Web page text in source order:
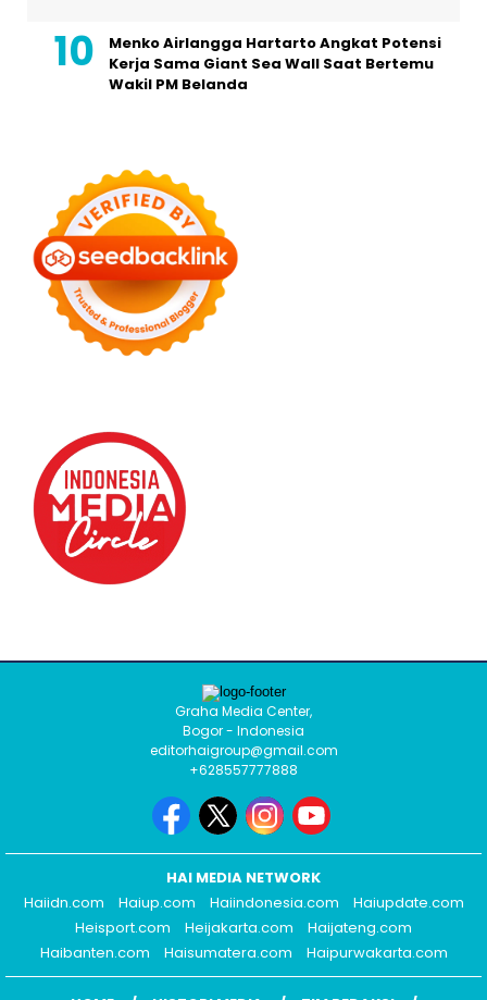
Menko Airlangga Hartarto Angkat Potensi
Kerja Sama Giant Sea Wall Saat Bertemu
Wakil PM Belanda
Graha Media Center,
Bogor - Indonesia
editorhaigroup@gmail.com
+628557777888
HAI MEDIA NETWORK
Haiidn.com
Haiup.com Haiindonesia.com
Haiupdate.com
Heisport.com
Heijakarta.com
Haijateng.com
Haibanten.com
Haisumatera.com Haipurwakarta.com